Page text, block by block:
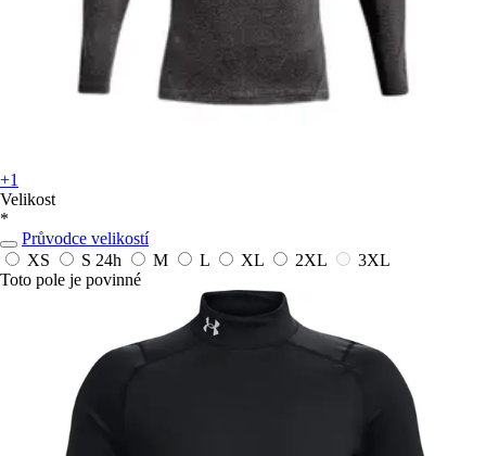
+1
Velikost
*
Průvodce velikostí
XS
S 24h M L XL 2XL
3XL
Toto pole je povinné